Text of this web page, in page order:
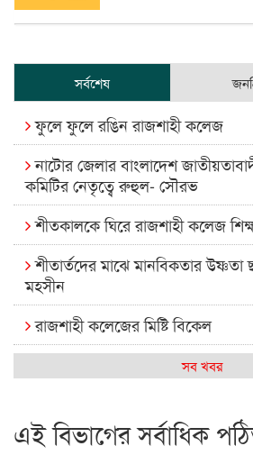
সর্বশেষ
ফুলে ফুলে রঙিন রাজশাহী কলেজ
নাটোর জেলার বাংলাদেশ
কমিটির নেতৃত্বে রুহুল- সৌরভ
শীতকালকে ঘিরে রাজশাহী কলেজ
শীতার্তদের মাঝে মানবিকতার
মহসীন
রাজশাহী কলেজের মিষ্টি বিকেল
কেমন আছে আমাদের দেশের মধ্যবিত্তরা
রাজশাইন একাডেমির ফল প্রকাশ ও
সব খবর
এই বিভাগের সর্বাধিক